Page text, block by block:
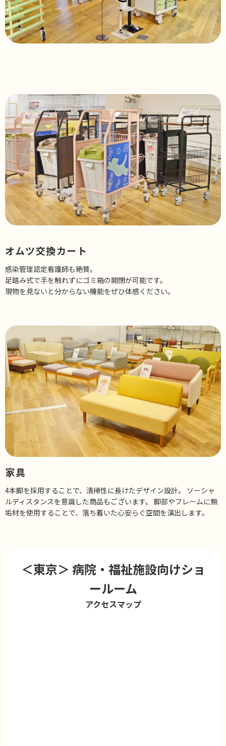
オムツ交換カート
感染管理認定看護師も絶賛。
足踏み式で手を触れずにゴミ箱の開閉が可能です。
現物を見ないと分からない機能をぜひ体感ください。
家具
4本脚を採用することで、清掃性に長けたデザイン設計。 ソーシャ
ルディスタンスを意識した商品もございます。 脚部やフレームに無
垢材を使用することで、落ち着いた心安らぐ空間を演出します。
＜東京＞ 病院・福祉施設向けショ
ールーム
アクセスマップ